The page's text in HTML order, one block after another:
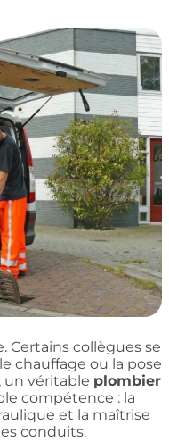
Certains collègues se
chauffage ou la pose
un véritable plombier
compétence : la
et la maîtrise
conduits.